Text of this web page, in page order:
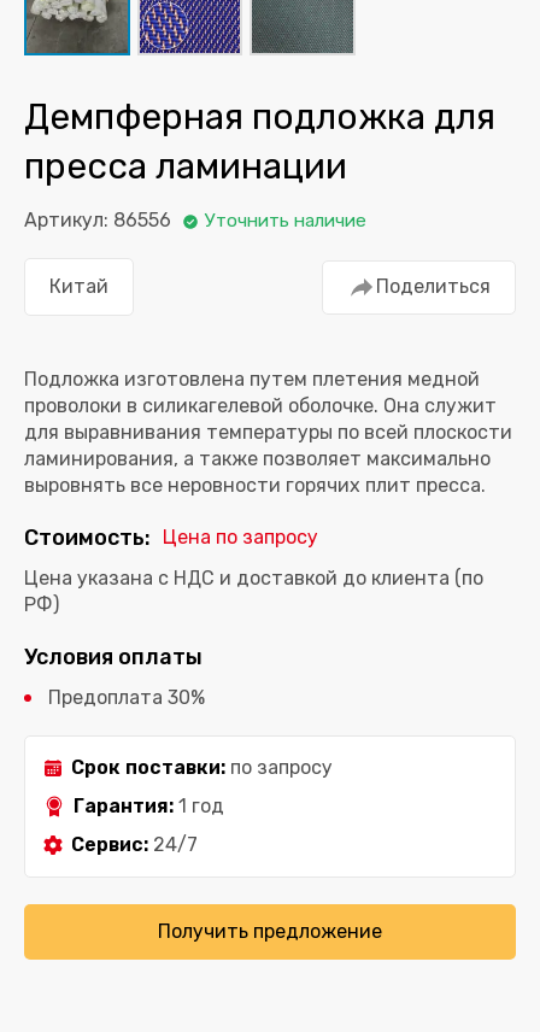
Демпферная подложка для
пресса ламинации
Артикул: 86556 Уточнить наличие
Китай Поделиться
Подложка изготовлена путем плетения медной
проволоки в силикагелевой оболочке. Она служит
для выравнивания температуры по всей плоскости
ламинирования, а также позволяет максимально
выровнять все неровности горячих плит пресса.
Стоимость:
Цена по запросу
Цена указана с НДС и доставкой до клиента (по
РФ)
Условия оплаты
Предоплата 30%
Срок поставки: по запросу
Гарантия: 1 год
Сервис: 24/7
Получить предложение